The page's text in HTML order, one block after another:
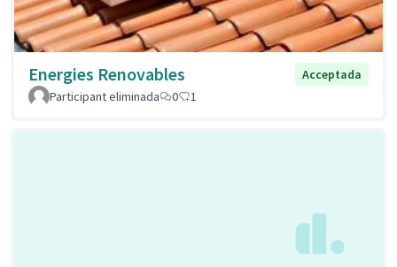
Energies Renovables
Acceptada
Participant eliminada
0 1